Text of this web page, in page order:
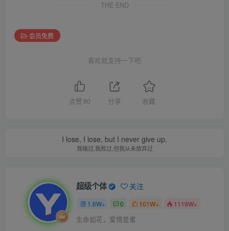
THE END
会员免费
喜欢就支持一下吧
点赞 80 分享 收藏
I lose, I lose, but I never give up.
我输过,我败过,但我从未放弃过
超级个体 关注
1.6W+ 0 101W+ 1119W+
生命如花，爱情是蜜